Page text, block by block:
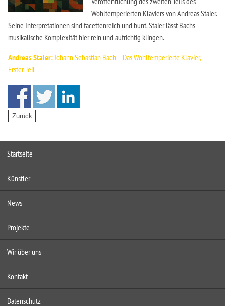
Wohltemperierten Klaviers von Andreas Staier.
Seine Interpretationen sind facettenreich und bunt. Staier lässt Bachs
musikalische Komplexität hier rein und aufrichtig klingen.
Andreas Staier:Johann Sebastian Bach – Das Wohltemperierte Klavier,
Erster Teil
Startseite
Künstler
News
Projekte
Wir über uns
Kontakt
Datenschutz